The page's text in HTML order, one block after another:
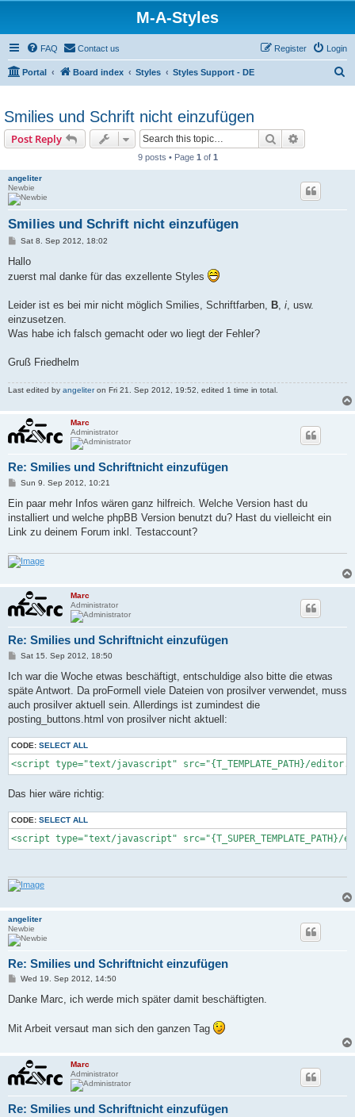
M-A-Styles
FAQ Contact us Login
Register
Portal Board index Styles Styles Support - DE
Smilies und Schrift nicht einzufügen
Post Reply Search
9 posts • Page 1 of 1
angeliter
Newbie
Smilies und Schrift nicht einzufügen
P
s
Sat 8. Sep 2012, 18:02
Hallo
zuerst mal danke für das exzellente Styles
Leider ist es bei mir nicht möglich Smilies, Schriftfarben, B, i, usw.
einzusetzen.
Was habe ich falsch gemacht oder wo liegt der Fehler?
Gruß Friedhelm
Last edited by angeliteron Fri 21. Sep 2012, 19:52, edited 1 time in total.
Marc
Administrator
Re: Smilies und Schriftnicht einzufügen
P
s
Sun 9. Sep 2012, 10:21
Ein paar mehr Infos wären ganz hilfreich. Welche Version hast du
installiert und welche phpBB Version benutzt du? Hast du vielleicht ein
Link zu deinem Forum inkl. Testaccount?
Marc
Administrator
Re: Smilies und Schriftnicht einzufügen
P
s
Sat 15. Sep 2012, 18:50
Ich war die Woche etwas beschäftigt, entschuldige also bitte die etwas
späte Antwort. Da proFormell viele Dateien von prosilver verwendet, muss
auch prosilver aktuell sein. Allerdings ist zumindest die
posting_buttons.html von prosilver nicht aktuell:
CODE: SELECT ALL
<script type="text/javascript" src="{T_TEMPLATE_PATH}/
Das hier wäre richtig:
CODE: SELECT ALL
<script type="text/javascript"
angeliter
Newbie
Re: Smilies und Schriftnicht einzufügen
P
s
Wed 19. Sep 2012, 14:50
Danke Marc, ich werde mich später damit beschäftigten.
Mit Arbeit versaut man sich den ganzen Tag
Marc
Administrator
Re: Smilies und Schriftnicht einzufügen